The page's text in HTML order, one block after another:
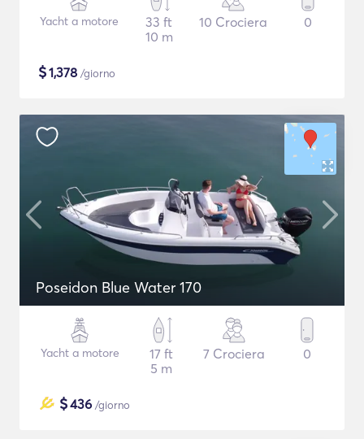
Yacht a motore
33 ft
10 m
10 Crociera 0
$1,378 /giorno
Poseidon Blue Water 170
Yacht a motore
17 ft
5 m
7 Crociera 0
$436 /giorno